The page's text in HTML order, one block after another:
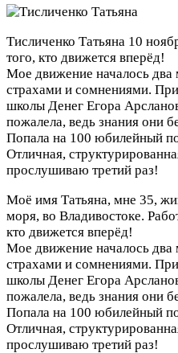
Тисличенко Татьяна 10
того, кто движется вперёд!
Мое движение началось два
страхами и сомнениями.
школы Денег Егора
пожалела, ведь знания они
Попала на 100 юбилейный
Отличная,
прослушиваю третий раз!
Моё имя Татьяна, мне 35,
моря, во Владивостоке.
кто движется вперёд!
Мое движение началось два
страхами и сомнениями.
школы Денег Егора
пожалела, ведь знания они
Попала на 100 юбилейный
Отличная,
прослушиваю третий раз!